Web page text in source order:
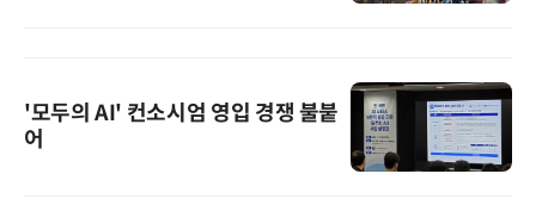
'모두의 AI' 컨소시엄 영입 경쟁 불붙
어